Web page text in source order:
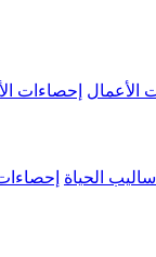
الأعمال إحصاءات
الحياة